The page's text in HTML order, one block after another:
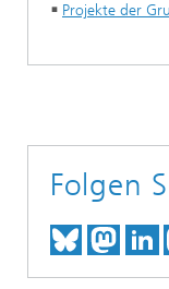
Projekte der
Folgen